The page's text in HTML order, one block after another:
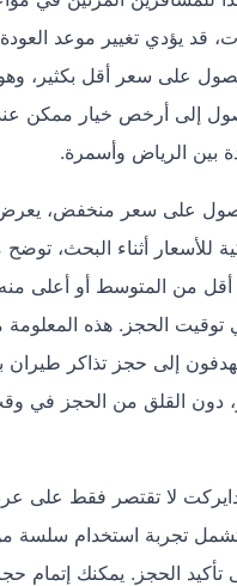
تغيير موعد العودة ليوم
سعر أقل بكثير، وهو ما
أرخص خيار ممكن عند حجز
وأسمرة.
سعر منخفض، يعرض
أثناء البحث، توضح ما إذا
المتوسط أو أعلى منه، مما
الحجز. هذه المعلومة مهمة
إلى حجز تذاكر طيران بأفضل
القلق من الحجز في وقت غير
لا تقتصر فقط على عرض
تجربة استخدام سلسة من
الحجز. يمكنك إتمام حجز